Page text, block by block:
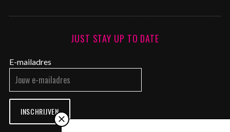
JUST STAY UP TO DATE
E-mailadres
INSCHRIJVEN